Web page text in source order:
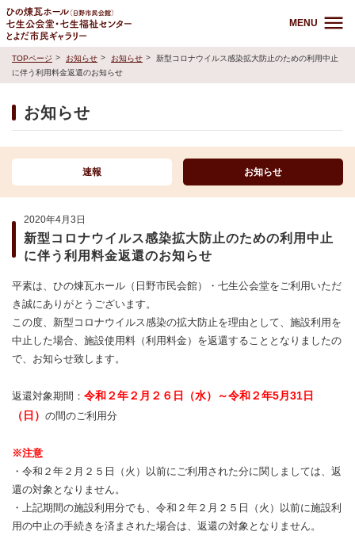
MENU
TOPページ お知らせ お知らせ
新型コロナウイルス感染拡大防止のための利用中止
に伴う利用料金返還のお知らせ
お知らせ
速報 お知らせ
2020年4月3日
新型コロナウイルス感染拡大防止のための利用中止
に伴う利用料金返還のお知らせ
平素は、ひの煉瓦ホール（日野市民会館）・七生公会堂をご利用いただ
き誠にありがとうございます。
この度、新型コロナウイルス感染の拡大防止を理由として、施設利用を
中止した場合、施設使用料（利用料金）を返還することとなりましたの
で、お知らせ致します。
返還対象期間： 令和２年２月２６日（水）～令和２年5月31日
（日） の間のご利用分
※注意
・令和２年２月２５日（火）以前にご利用された分に関しましては、返
還の対象となりません。
・上記期間の施設利用分でも、令和２年２月２５日（火）以前に施設利
用の中止の手続きを済まされた場合は、返還の対象となりません。